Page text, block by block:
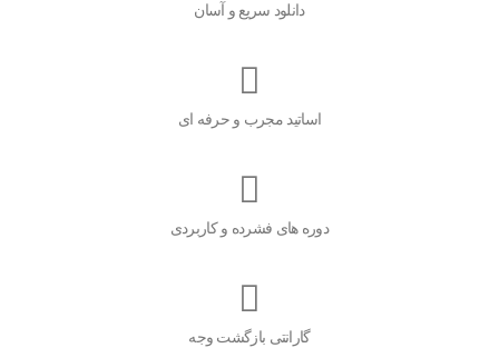
دانلود سریع و آسان
اساتید مجرب و حرفه ای
دوره های فشرده و کاربردی
گارانتی بازگشت وجه